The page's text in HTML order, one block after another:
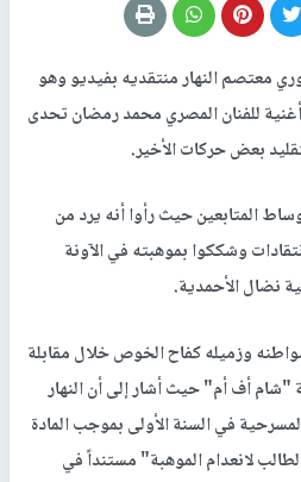
معتصم النهار منتقديه بفيديو وهو
للفنان المصري محمد رمضان تحدى
بعض حركات الأخير.
المتابعين حيث رأوا أنه يرد من
وشككوا بموهبته في الآونة
نضال الأحمدية.
وزميله كفاح الخوص خلال مقابلة
"شام أف أم" حيث أشار إلى أن النهار
في السنة الأولى بموجب المادة
لانعدام الموهبة" مستنداً في